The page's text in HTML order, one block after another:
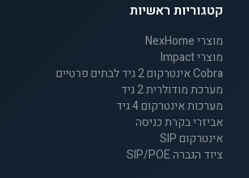
קטגוריות ראשיות
מוצרי NexHome
מוצרי Impact
Cobra אינטרקום 2 גיד לבתים פרטיים
מערכת מודולרית 2 גיד
מערכות אינטרקום 4 גיד
אביזרי בקרת כניסה
אינטרקום SIP
ציוד הגברה SIP/POE